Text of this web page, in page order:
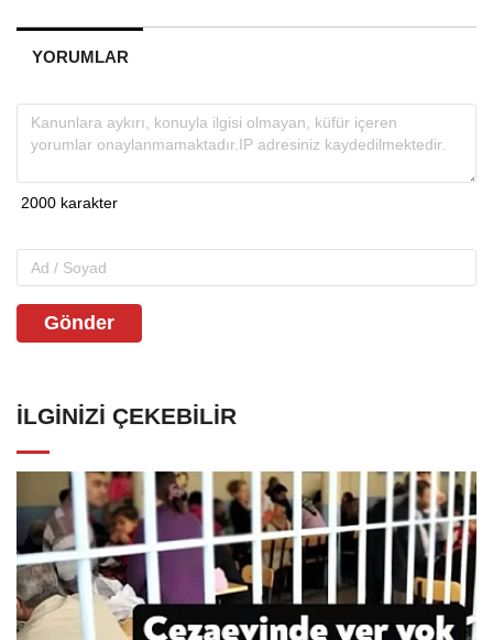
YORUMLAR
Gönder
İLGINIZI ÇEKEBILIR